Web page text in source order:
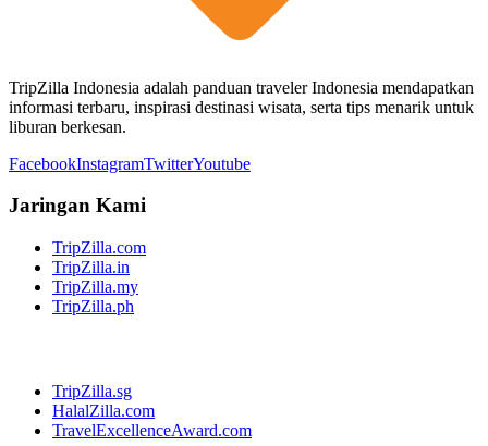
TripZilla Indonesia adalah panduan traveler Indonesia mendapatkan
informasi terbaru, inspirasi destinasi wisata, serta tips menarik untuk
liburan berkesan.
FacebookInstagramTwitterYoutube
Jaringan Kami
TripZilla.com
TripZilla.in
TripZilla.my
TripZilla.ph
TripZilla.sg
HalalZilla.com
TravelExcellenceAward.com